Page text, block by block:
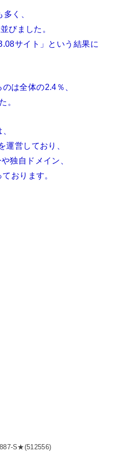
く、
びました。
サイト」という結果に
は全体の2.4％、
。
運営しており、
独自ドメイン、
おります。
S★(512556)